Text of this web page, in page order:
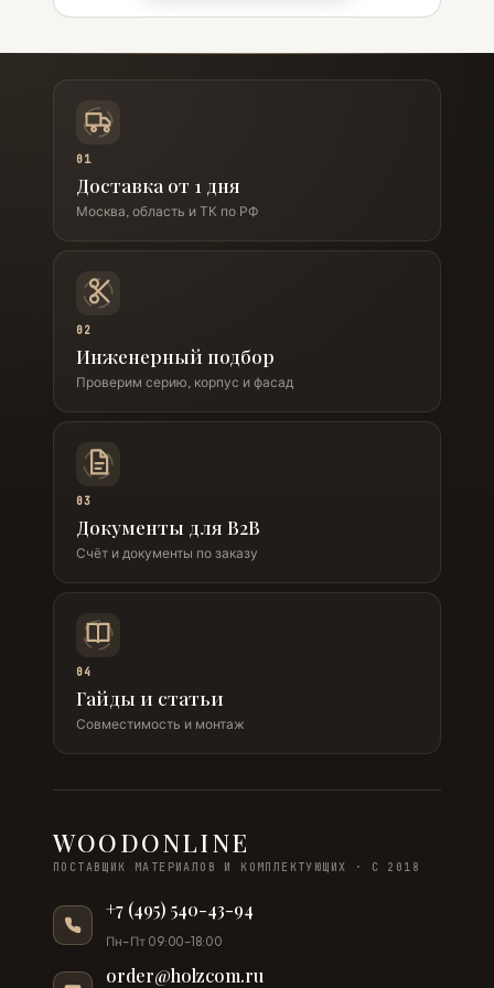
01
Доставка от 1 дня
Москва, область и ТК по РФ
02
Инженерный подбор
Проверим серию, корпус и фасад
03
Документы для B2B
Счёт и документы по заказу
04
Гайды и статьи
Совместимость и монтаж
WOODONLINE
ПОСТАВЩИК МАТЕРИАЛОВ И КОМПЛЕКТУЮЩИХ · С 2018
+7 (495) 540-43-94
Пн–Пт 09:00–18:00
order@holzcom.ru